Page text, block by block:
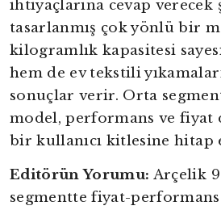
ihtiyaçlarına cevap verecek
tasarlanmış çok yönlü bir
kilogramlık kapasitesi
hem de ev tekstili
sonuçlar verir. Orta
model, performans ve fiyat
bir kullanıcı kitlesine hitap
Editörün Yorumu: Arçelik
segmentte fiyat-performans